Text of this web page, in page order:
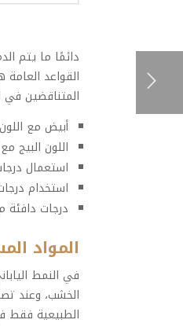
القواعد
المتناقضين في
أبيض مع
اللون البيج
استعمال
استخدام
درجات دافئة
المواد
في النمط
الخشب، وعند
الطبيعية فقط